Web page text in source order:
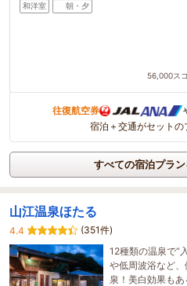
和洋室 朝・夕
56,000ス
往復航空券
宿泊＋交通がセットの
すべての宿泊プラン
山江温泉ほたる
4.4
(351件)
12種類の温泉で“
や低周波浴など
泉！美白効果も